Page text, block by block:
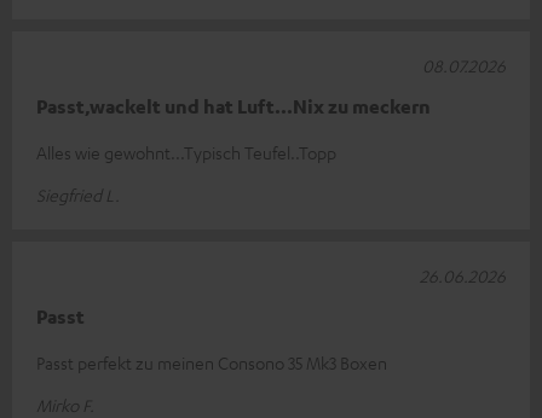
Passt,wackelt und hat Luft...Nix zu meckern
Alles wie gewohnt...Typisch Teufel..Topp
Siegfried L.
08.07.2026
Passt
Passt perfekt zu meinen Consono 35 Mk3 Boxen
Mirko F.
26.06.2026